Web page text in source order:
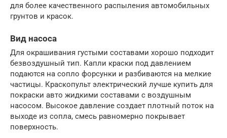
для более качественного распыления автомобильных
грунтов и красок.
Вид насоса
Для окрашивания густыми составами хорошо подходит
безвоздушный тип. Капли краски под давлением
подаются на сопло форсунки и разбиваются на мелкие
частицы. Краскопульт электрический лучше купить для
покраски авто жидкими составами с воздушным
насосом. Высокое давление создает плотный поток на
выходе из сопла, смесь равномерно покрывает
поверхность.